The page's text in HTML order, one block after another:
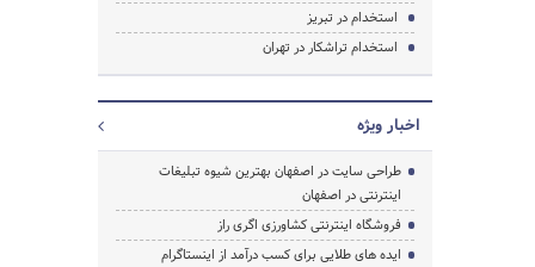
استخدام در تبریز
استخدام تراشکار در تهران
اخبار ویژه
طراحی سایت در اصفهان بهترین شیوه تبلیغات
اینترنتی در اصفهان
فروشگاه اینترنتی کشاورزی اگری راز
ایده های طلایی برای کسب درآمد از اینستاگرام